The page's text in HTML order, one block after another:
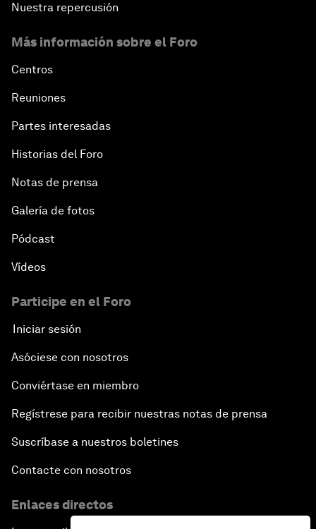
Nuestra repercusión
Más información sobre el Foro
Centros
Reuniones
Partes interesadas
Historias del Foro
Notas de prensa
Galería de fotos
Pódcast
Vídeos
Participe en el Foro
Iniciar sesión
Asóciese con nosotros
Conviértase en miembro
Regístrese para recibir nuestras notas de prensa
Suscríbase a nuestros boletines
Contacte con nosotros
Enlaces directos